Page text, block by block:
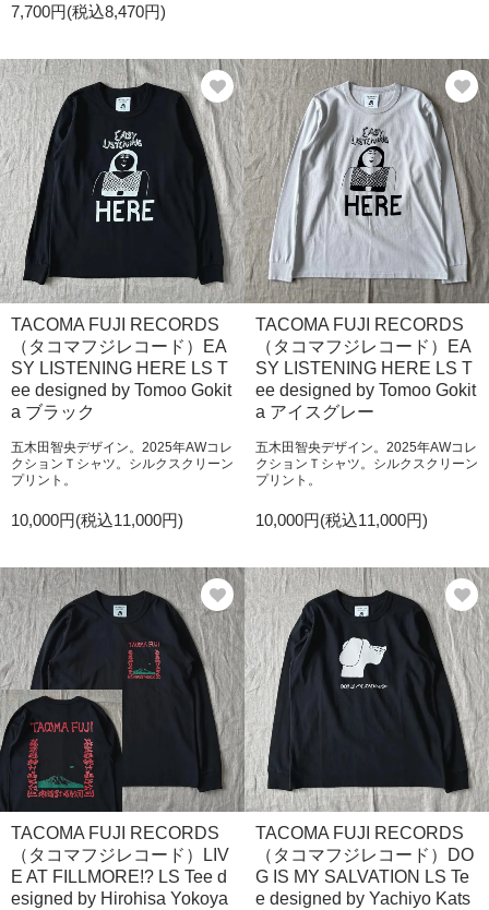
7,700円(税込8,470円)
TACOMA FUJI RECORDS
（タコマフジレコード）EA
SY LISTENING HERE LS T
ee designed by Tomoo Gokit
a ブラック
五木田智央デザイン。2025年AWコレ
クションＴシャツ。シルクスクリーン
プリント。
10,000円(税込11,000円)
TACOMA FUJI RECORDS
（タコマフジレコード）EA
SY LISTENING HERE LS T
ee designed by Tomoo Gokit
a アイスグレー
五木田智央デザイン。2025年AWコレ
クションＴシャツ。シルクスクリーン
プリント。
10,000円(税込11,000円)
TACOMA FUJI RECORDS
（タコマフジレコード）LIV
E AT FILLMORE!? LS Tee d
esigned by Hirohisa Yokoya
TACOMA FUJI RECORDS
（タコマフジレコード）DO
G IS MY SALVATION LS Te
e designed by Yachiyo Kats